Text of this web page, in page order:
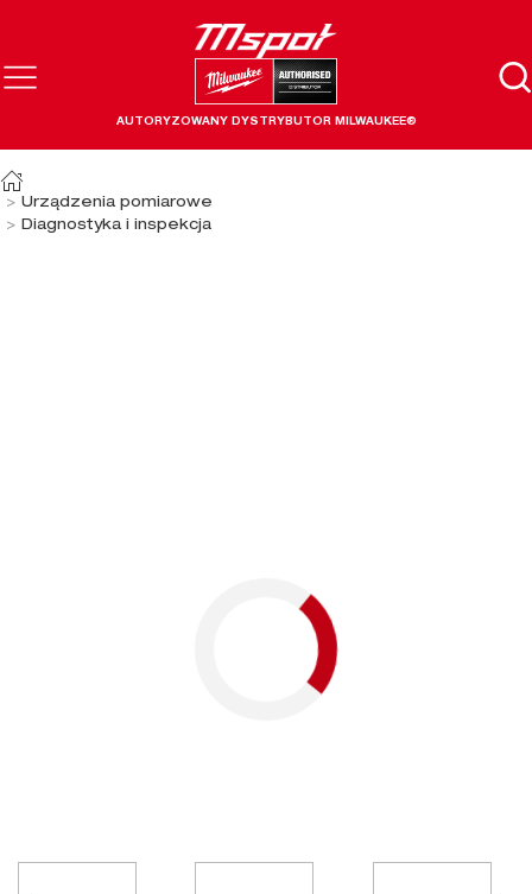
AUTORYZOWANY DYSTRYBUTOR MILWAUKEE®
Urządzenia pomiarowe
Diagnostyka i inspekcja